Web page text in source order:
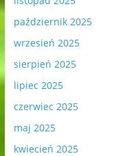
październik 2025
wrzesień 2025
sierpień 2025
lipiec 2025
czerwiec 2025
maj 2025
kwiecień 2025